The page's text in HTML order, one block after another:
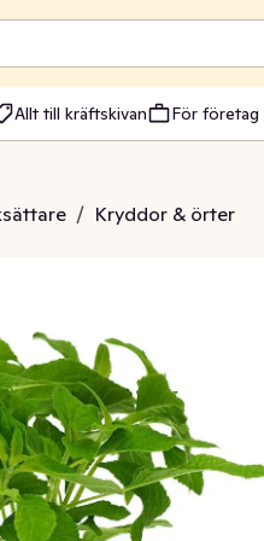
Allt till kräftskivan För företag
/ Kryddor & örter